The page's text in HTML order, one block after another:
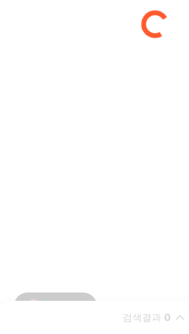
검색결과 0